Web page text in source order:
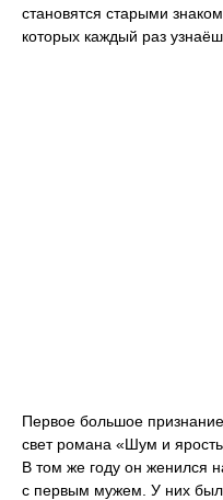
становятся старыми
которых каждый раз
Первое большое
свет романа «Шум и
В том же году он женился
с первым мужем. У них